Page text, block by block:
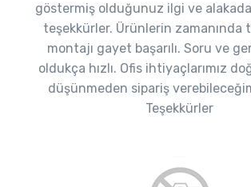
göstermiş olduğunuz ilgi ve
teşekkürler. Ürünlerin zamanında
montajı gayet başarılı. Soru ve
oldukça hızlı. Ofis ihtiyaçlarımız
düşünmeden sipariş
Teşekkürler